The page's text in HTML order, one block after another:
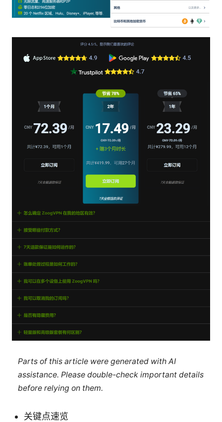
Parts of this article were generated with AI
assistance. Please double-check important details
before relying on them.
关键点速览